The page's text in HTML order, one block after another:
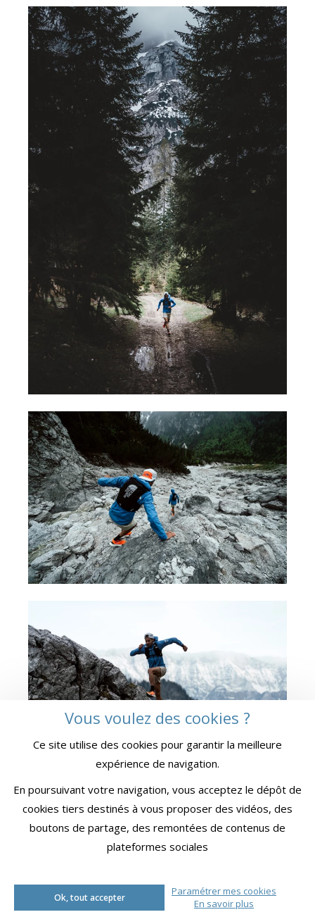
LES ARTICLES ASSOCIÉS
INTERVIEW
Vous voulez des cookies ?
Ce site utilise des cookies pour garantir la meilleure
expérience de navigation.
En poursuivant votre navigation, vous acceptez le dépôt de
cookies tiers destinés à vous proposer des vidéos, des
boutons de partage, des remontées de contenus de
plateformes sociales
Ok, tout accepter
Paramétrer mes cookies
En savoir plus